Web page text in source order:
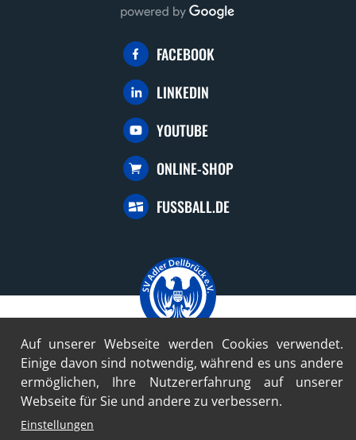
FACEBOOK
LINKEDIN
YOUTUBE
ONLINE-SHOP
FUSSBALL.DE
© 2024-2026 SV Adler Dellbrück 1922 e.V.
Konzept und Umsetzung mit freundlicher Unterstützung durch
die profilschmiede - Internetagentur
Auf unserer Webseite werden Cookies verwendet.
Einige davon sind notwendig, während es uns andere
ermöglichen, Ihre Nutzererfahrung auf unserer
Webseite für Sie und andere zu verbessern.
Einstellungen